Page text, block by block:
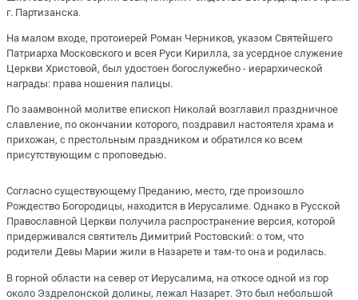
г. Партизанска.
На малом входе, протоиерей Роман Черников, указом Святейшего
Патриарха Московского и всея Руси Кирилла, за усердное служение
Церкви Христовой, был удостоен богослужебно - иерархической
награды: права ношения палицы.
По заамвонной молитве епископ Николай возглавил праздничное
славление, по окончании которого, поздравил настоятеля храма и
прихожан, с престольным праздником и обратился ко всем
присутствующим с проповедью.
Согласно существующему Преданию, место, где произошло
Рождество Богородицы, находится в Иерусалиме. Однако в Русской
Православной Церкви получила распространение версия, которой
придерживался святитель Димитрий Ростовский: о том, что
родители Девы Марии жили в Назарете и там-то она и родилась.
В горной области на север от Иерусалима, на откосе одной из гор
около Эздрелонской долины, лежал Назарет. Это был небольшой